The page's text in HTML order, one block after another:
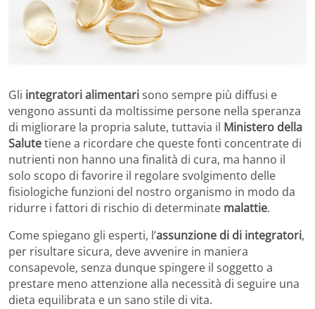
Gli integratori alimentarisono sempre più diffusi e
vengono assunti da moltissime persone nella speranza
di migliorare la propria salute, tuttavia il Ministero della
Salutetiene a ricordare che queste fonti concentrate di
nutrienti non hanno una finalità di cura, ma hanno il
solo scopo di favorire il regolare svolgimento delle
fisiologiche funzioni del nostro organismo in modo da
ridurre i fattori di rischio di determinate malattie.
Come spiegano gli esperti, l’assunzione di di integratori,
per risultare sicura, deve avvenire in maniera
consapevole, senza dunque spingere il soggetto a
prestare meno attenzione alla necessità di seguire una
dieta equilibrata e un sano stile di vita.